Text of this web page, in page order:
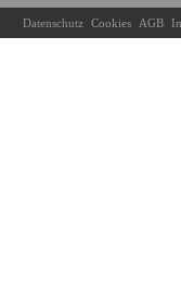
Datenschutz Cookies AGB